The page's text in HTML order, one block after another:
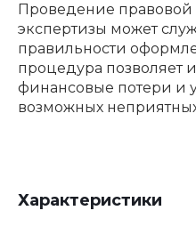
Проведение
экспертизы может
правильности
процедура позволяет
финансовые потери и
возможных
Характеристики